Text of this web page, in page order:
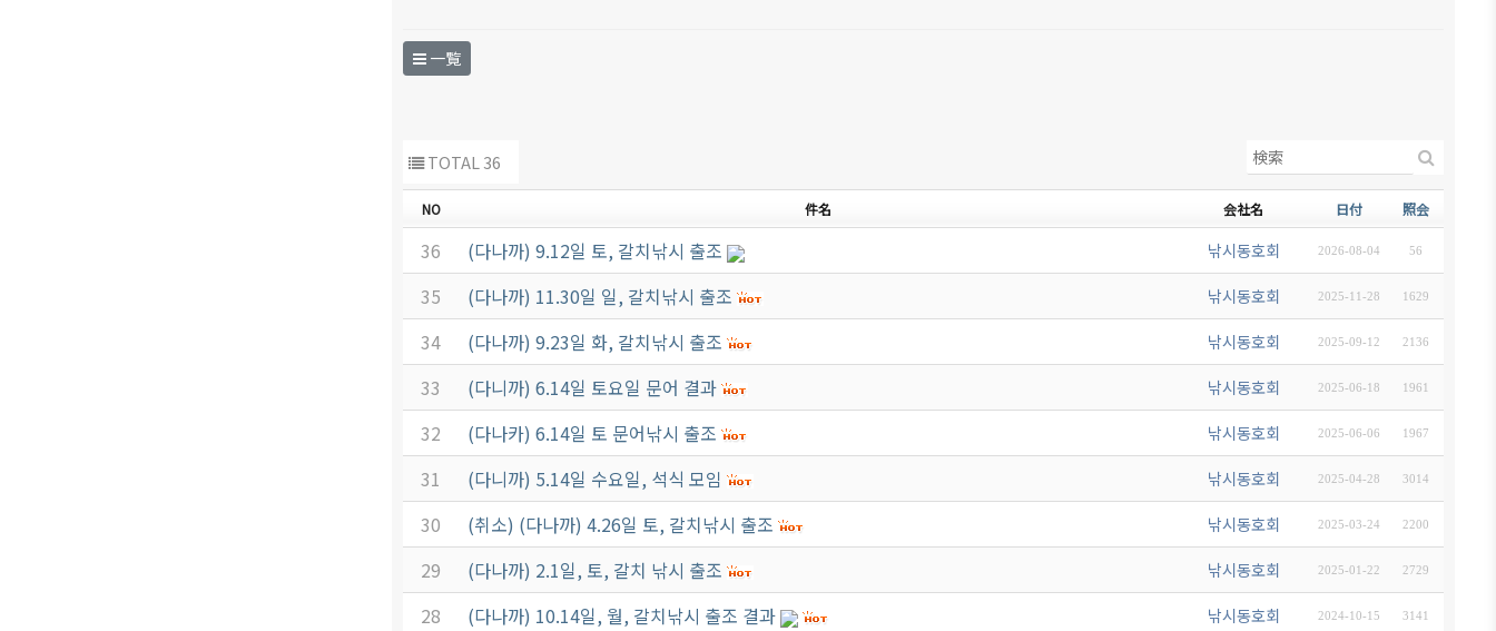
一覧
TOTAL 36
NO 件名 会社名 日付 照会
36 (다나까) 9.12일 토, 갈치낚시 출조 낚시동호회 2026-08-04 56
35 (다나까) 11.30일 일, 갈치낚시 출조 낚시동호회 2025-11-28 1629
34 (다나까) 9.23일 화, 갈치낚시 출조 낚시동호회 2025-09-12 2136
33 (다니까) 6.14일 토요일 문어 결과 낚시동호회 2025-06-18 1961
32 (다나카) 6.14일 토 문어낚시 출조 낚시동호회 2025-06-06 1967
31 (다니까) 5.14일 수요일, 석식 모임 낚시동호회 2025-04-28 3014
30 (취소) (다나까) 4.26일 토, 갈치낚시 출조 낚시동호회 2025-03-24 2200
29 (다나까) 2.1일, 토, 갈치 낚시 출조 낚시동호회 2025-01-22 2729
28 (다나까) 10.14일, 월, 갈치낚시 출조 결과 낚시동호회 2024-10-15 3141